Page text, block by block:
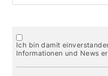
Ich bin damit
Informationen und News